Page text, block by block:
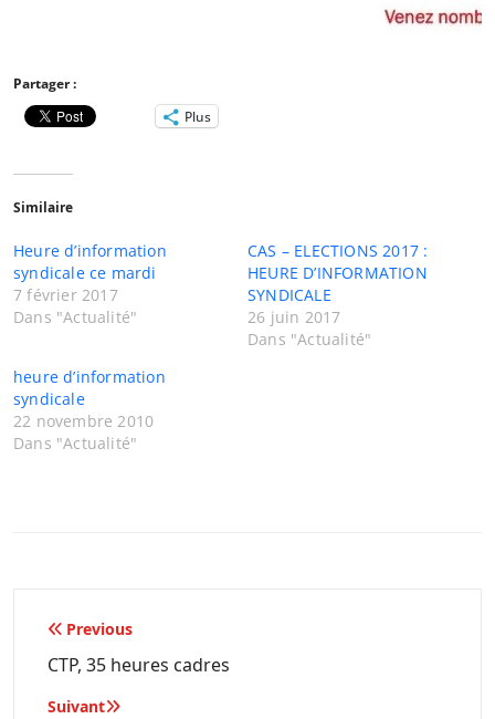
Partager :
Plus
Similaire
Heure d’information
syndicale ce mardi
7 février 2017
Dans "Actualité"
CAS – ELECTIONS 2017 :
HEURE D’INFORMATION
SYNDICALE
26 juin 2017
Dans "Actualité"
heure d’information
syndicale
22 novembre 2010
Dans "Actualité"
Navigation
de
l’article
Previous
CTP, 35 heures cadres
Suivant